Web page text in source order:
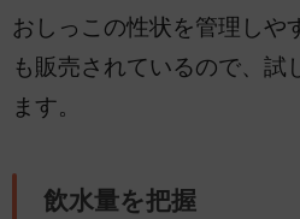
おしっこの性状を管理しや
も販売されているので、試
ます。
飲水量を把握